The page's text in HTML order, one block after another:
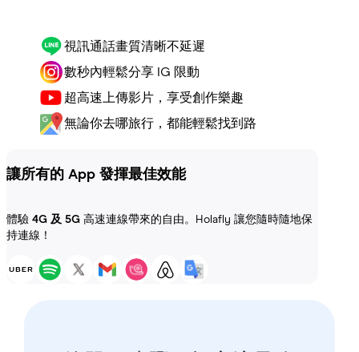
視訊通話畫質清晰不延遲
數秒內輕鬆分享 IG 限動
超高速上傳影片，享受創作樂趣
無論你去哪旅行，都能輕鬆找到路
讓所有的 App 發揮最佳效能
體驗 4G 及 5G 高速連線帶來的自由。Holafly 讓您隨時隨地保
持連線！